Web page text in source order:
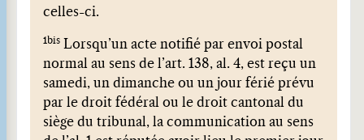
celles-ci.
1bis
Lorsqu’un acte notifié par envoi postal
normal au sens de l’art. 138, al. 4, est reçu un
samedi, un dimanche ou un jour férié prévu
par le droit fédéral ou le droit cantonal du
siège du tribunal, la communication au sens